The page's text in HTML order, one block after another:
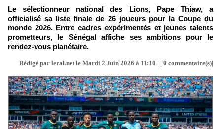
Le sélectionneur national des Lions, Pape Thiaw, a
officialisé sa liste finale de 26 joueurs pour la Coupe du
monde 2026. Entre cadres expérimentés et jeunes talents
prometteurs, le Sénégal affiche ses ambitions pour le
rendez-vous planétaire.
Rédigé par leral.net le Mardi 2 Juin 2026 à 11:10 | | 0 commentaire(s)|